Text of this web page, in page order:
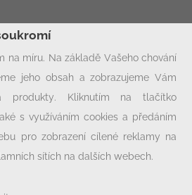
11 Jirkov
na míru. Na základě Vašeho chování
jeho obsah a zobrazujeme Vám
produkty. Kliknutím na tlačítko
s využíváním cookies a předáním
pro zobrazení cílené reklamy na
sítích na dalších webech.